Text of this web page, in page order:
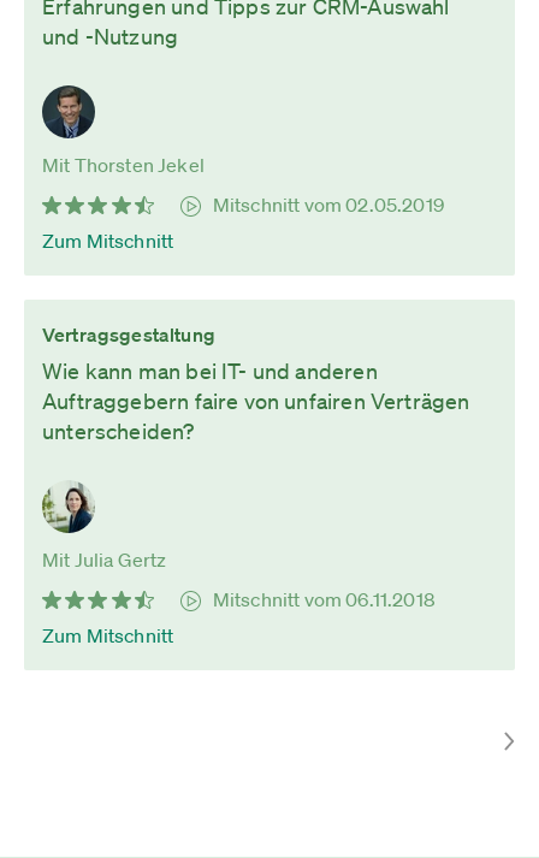
Erfahrungen und Tipps zur CRM-Auswahl
und -Nutzung
Mit Thorsten Jekel
Mitschnitt vom 02.05.2019
Zum Mitschnitt
Vertragsgestaltung
Wie kann man bei IT- und anderen
Auftraggebern faire von unfairen Verträgen
unterscheiden?
Mit Julia Gertz
Mitschnitt vom 06.11.2018
Zum Mitschnitt